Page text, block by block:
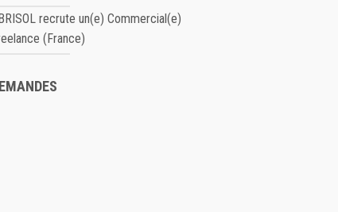
recrute un(e) Commercial(e)
(France)